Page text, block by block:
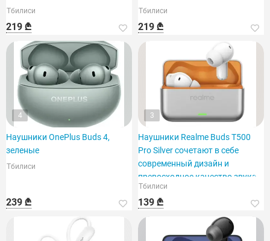
Тбилиси
219 ₾
Тбилиси
219 ₾
4
Наушники OnePlus Buds 4,
зеленые
Тбилиси
239 ₾
3
Наушники Realme Buds T500
Pro Silver сочетают в себе
современный дизайн и
превосходное качество звука.
Цвет: серебристый.
Тбилиси
139 ₾